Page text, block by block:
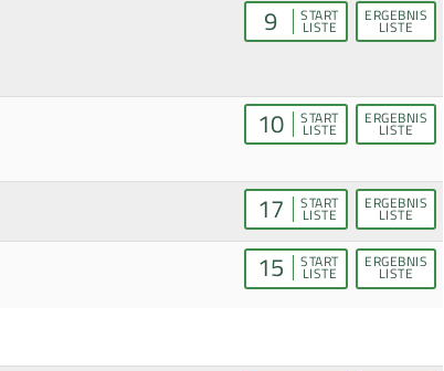
9 START
LISTE
ERGEBNIS
LISTE
10 START
LISTE
ERGEBNIS
LISTE
17 START
LISTE
ERGEBNIS
LISTE
15 START
LISTE
ERGEBNIS
LISTE